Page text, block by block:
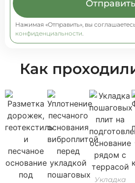
Отправить
Нажимая «Отправить», вы
конфиденциальности.
Как
Укладка